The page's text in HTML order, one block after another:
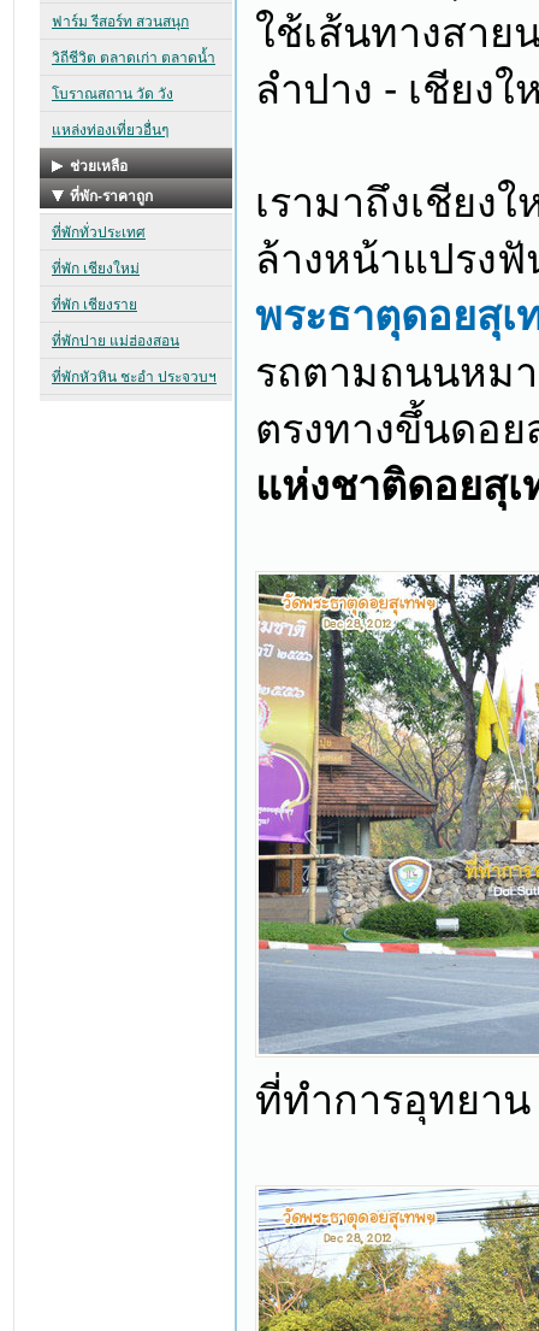
ใช้เส้นทางสาย
ลำปาง - เชียงใ
เรามาถึงเชียง
ล้างหน้าแปรง
พระธาตุดอยสุเ
รถตามถนนหมา
ตรงทางขึ้นดอย
แห่งชาติดอยสุ
ที่ทำการอุทยาน